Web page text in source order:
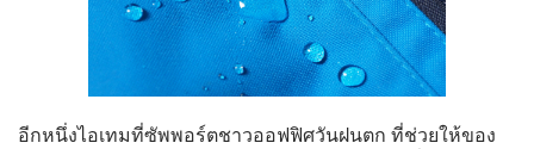
อีกหนึ่งไอเทมที่ซัพพอร์ตชาวออฟฟิศวันฝนตก ที่ช่วยให้ของ